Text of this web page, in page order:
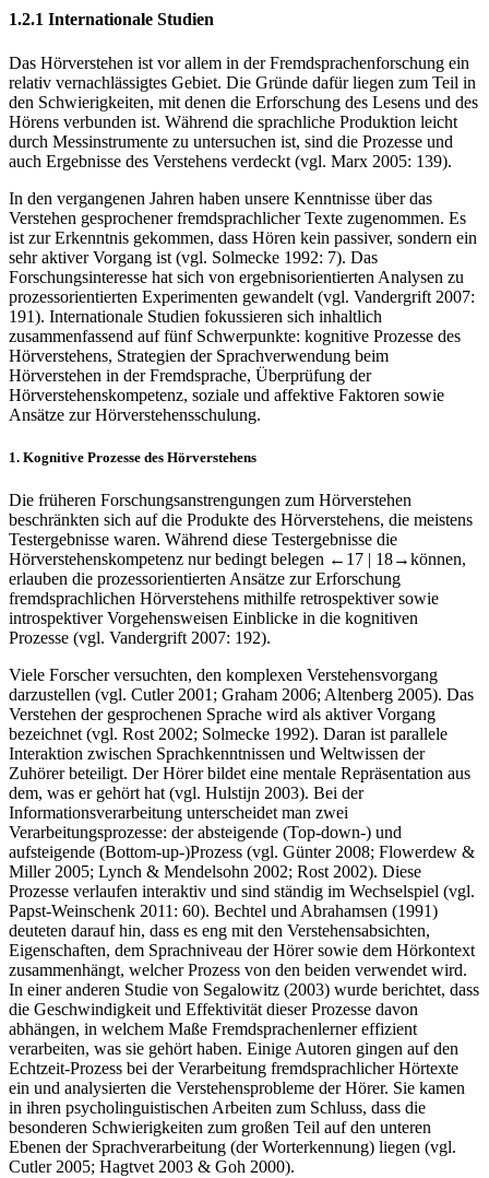
1.2.1 Internationale Studien
Das Hörverstehen ist vor allem in der Fremdsprachenforschung ein
relativ vernachlässigtes Gebiet. Die Gründe dafür liegen zum Teil in
den Schwierigkeiten, mit denen die Erforschung des Lesens und des
Hörens verbunden ist. Während die sprachliche Produktion leicht
durch Messinstrumente zu untersuchen ist, sind die Prozesse und
auch Ergebnisse des Verstehens verdeckt (vgl. Marx 2005: 139).
In den vergangenen Jahren haben unsere Kenntnisse über das
Verstehen gesprochener fremdsprachlicher Texte zugenommen. Es
ist zur Erkenntnis gekommen, dass Hören kein passiver, sondern ein
sehr aktiver Vorgang ist (vgl. Solmecke 1992: 7). Das
Forschungsinteresse hat sich von ergebnisorientierten Analysen zu
prozessorientierten Experimenten gewandelt (vgl. Vandergrift 2007:
191). Internationale Studien fokussieren sich inhaltlich
zusammenfassend auf fünf Schwerpunkte: kognitive Prozesse des
Hörverstehens, Strategien der Sprachverwendung beim
Hörverstehen in der Fremdsprache, Überprüfung der
Hörverstehenskompetenz, soziale und affektive Faktoren sowie
Ansätze zur Hörverstehensschulung.
1. Kognitive Prozesse des Hörverstehens
Die früheren Forschungsanstrengungen zum Hörverstehen
beschränkten sich auf die Produkte des Hörverstehens, die meistens
Testergebnisse waren. Während diese Testergebnisse die
Hörverstehenskompetenz nur bedingt belegen ←17 | 18→können,
erlauben die prozessorientierten Ansätze zur Erforschung
fremdsprachlichen Hörverstehens mithilfe retrospektiver sowie
introspektiver Vorgehensweisen Einblicke in die kognitiven
Prozesse (vgl. Vandergrift 2007: 192).
Viele Forscher versuchten, den komplexen Verstehensvorgang
darzustellen (vgl. Cutler 2001; Graham 2006; Altenberg 2005). Das
Verstehen der gesprochenen Sprache wird als aktiver Vorgang
bezeichnet (vgl. Rost 2002; Solmecke 1992). Daran ist parallele
Interaktion zwischen Sprachkenntnissen und Weltwissen der
Zuhörer beteiligt. Der Hörer bildet eine mentale Repräsentation aus
dem, was er gehört hat (vgl. Hulstijn 2003). Bei der
Informationsverarbeitung unterscheidet man zwei
Verarbeitungsprozesse: der absteigende (Top-down-) und
aufsteigende (Bottom-up-)Prozess (vgl. Günter 2008; Flowerdew &
Miller 2005; Lynch & Mendelsohn 2002; Rost 2002). Diese
Prozesse verlaufen interaktiv und sind ständig im Wechselspiel (vgl.
Papst-Weinschenk 2011: 60). Bechtel und Abrahamsen (1991)
deuteten darauf hin, dass es eng mit den Verstehensabsichten,
Eigenschaften, dem Sprachniveau der Hörer sowie dem Hörkontext
zusammenhängt, welcher Prozess von den beiden verwendet wird.
In einer anderen Studie von Segalowitz (2003) wurde berichtet, dass
die Geschwindigkeit und Effektivität dieser Prozesse davon
abhängen, in welchem Maße Fremdsprachenlerner effizient
verarbeiten, was sie gehört haben. Einige Autoren gingen auf den
Echtzeit-Prozess bei der Verarbeitung fremdsprachlicher Hörtexte
ein und analysierten die Verstehensprobleme der Hörer. Sie kamen
in ihren psycholinguistischen Arbeiten zum Schluss, dass die
besonderen Schwierigkeiten zum großen Teil auf den unteren
Ebenen der Sprachverarbeitung (der Worterkennung) liegen (vgl.
Cutler 2005; Hagtvet 2003 & Goh 2000).